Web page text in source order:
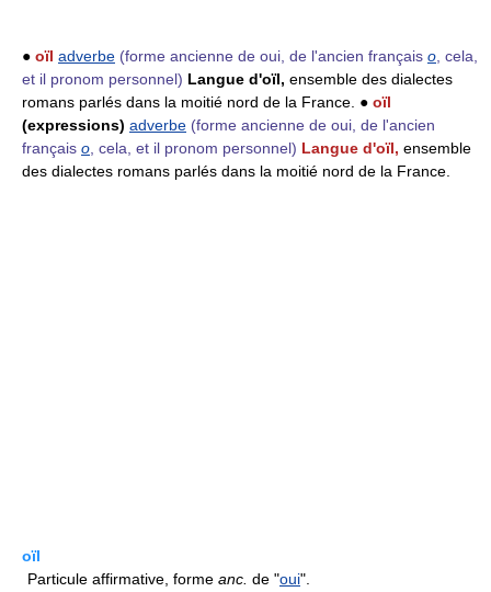
● oïl adverbe (forme ancienne de oui, de l'ancien français o , cela,
et il pronom personnel) Langue d'oïl, ensemble des dialectes
romans parlés dans la moitié nord de la France. ● oïl
(expressions) adverbe (forme ancienne de oui, de l'ancien
français o , cela, et il pronom personnel) Langue d'oïl, ensemble
des dialectes romans parlés dans la moitié nord de la France.
oïl
Particule affirmative, forme anc. de "oui".